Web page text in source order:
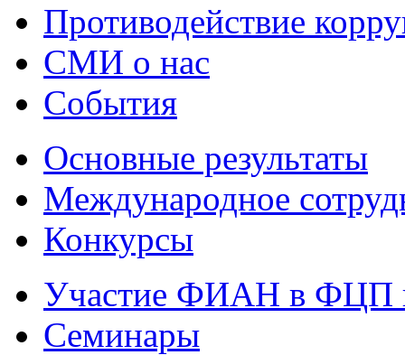
Противодействие
СМИ о нас
События
Основные результаты
Международное
Конкурсы
Участие ФИАН в ФЦП
Семинары